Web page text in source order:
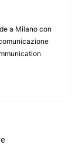
a Milano con